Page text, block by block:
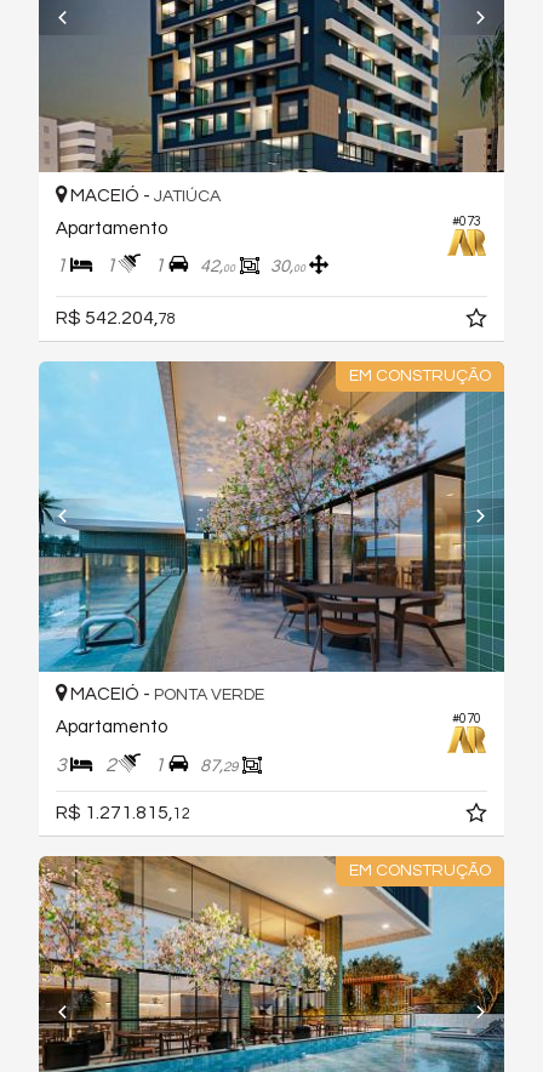
#073
MACEIÓ - JATIÚCA
Apartamento
1 1 1 42,00 30,00
R$ 542.204, 78
EM CONSTRUÇÃO
#070
MACEIÓ - PONTA VERDE
Apartamento
3 2 1 87,29
R$ 1.271.815, 12
EM CONSTRUÇÃO